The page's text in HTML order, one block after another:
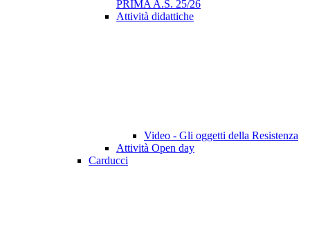
PRIMA A.S. 25/26
Attività didattiche
Video - Gli oggetti della Resistenza
Attività Open day
Carducci